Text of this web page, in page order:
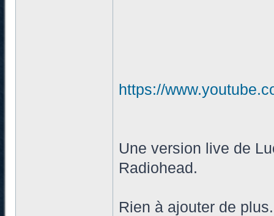
https://
Une version live de
Radiohead.
Rien à ajouter de plus.